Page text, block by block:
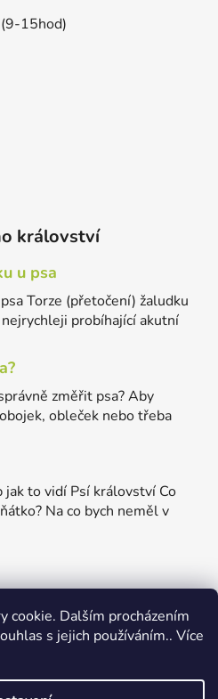
cookie. Dalším procházením
s jejich používáním.. Více
15hod)
království
u psa
Torze (přetočení) žaludku
probíhající akutní
změřit psa? Aby
obleček nebo třeba
to vidí Psí království Co
Na co bych neměl v